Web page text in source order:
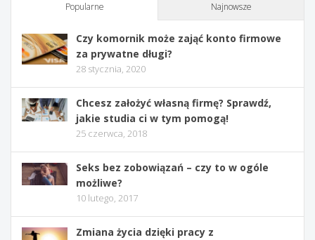
Popularne Najnowsze
Czy komornik może zająć konto firmowe
za prywatne długi?
28 stycznia, 2020
Chcesz założyć własną firmę? Sprawdź,
jakie studia ci w tym pomogą!
25 czerwca, 2018
Seks bez zobowiązań – czy to w ogóle
możliwe?
10 lutego, 2017
Zmiana życia dzięki pracy z